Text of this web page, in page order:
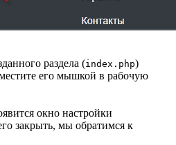
раздела (index.php)
его мышкой в рабочую
окно настройки
закрыть, мы обратимся к